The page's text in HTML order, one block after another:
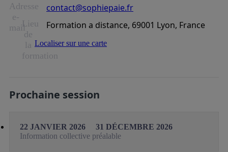
Adresse
e-
mail
contact@sophiepaie.fr
Lieu
de
la
formation
Formation a distance, 69001 Lyon, France
Localiser sur une carte
Prochaine session
22 JANVIER 2026
31 DÉCEMBRE 2026
Information collective préalable